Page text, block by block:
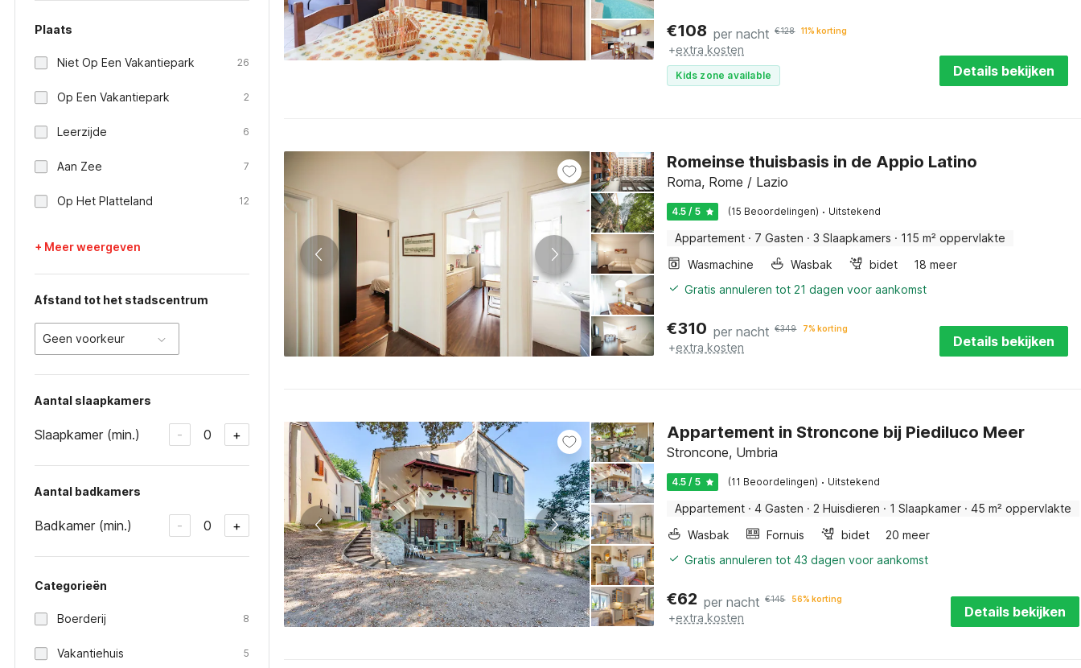
Plaats
Niet Op Een Vakantiepark 26
Op Een Vakantiepark 2
Leerzijde 6
Aan Zee 7
Op Het Platteland 12
+ Meer weergeven
Afstand tot het stadscentrum
Geen voorkeur
Aantal slaapkamers
Slaapkamer (min.) - 0 +
Aantal badkamers
Badkamer (min.) - 0 +
Categorieën
Boerderij 8
Vakantiehuis 5
€108 per nacht €128 11% korting
+extra kosten
Kids zone available Details bekijken
Romeinse thuisbasis in de Appio Latino
Roma, Rome / Lazio
4.5 / 5 (15 Beoordelingen) · Uitstekend
Appartement · 7 Gasten · 3 Slaapkamers · 115 m² oppervlakte
Wasmachine
Wasbak bidet
18 meer
Gratis annuleren tot 21 dagen voor aankomst
€310 per nacht €349 7% korting
+extra kosten Details bekijken
Appartement in Stroncone bij Piediluco Meer
Stroncone, Umbria
4.5 / 5 (11 Beoordelingen) · Uitstekend
Appartement · 4 Gasten · 2 Huisdieren · 1 Slaapkamer · 45 m² oppervlakte
Wasbak
Fornuis bidet
20 meer
Gratis annuleren tot 43 dagen voor aankomst
€62 per nacht €145 56% korting
+extra kosten Details bekijken